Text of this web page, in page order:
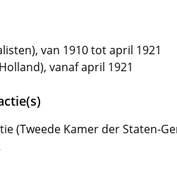
van 1910 tot april 1921
vanaf april 1921
(Tweede Kamer der Staten-